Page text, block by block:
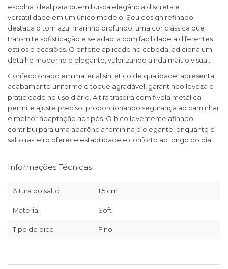
escolha ideal para quem busca elegância discreta e
versatilidade em um único modelo. Seu design refinado
destaca o tom azul marinho profundo, uma cor clássica que
transmite sofisticação e se adapta com facilidade a diferentes
estilos e ocasiões. O enfeite aplicado no cabedal adiciona um
detalhe moderno e elegante, valorizando ainda mais o visual.
Confeccionado em material sintético de qualidade, apresenta
acabamento uniforme e toque agradável, garantindo leveza e
praticidade no uso diário. A tira traseira com fivela metálica
permite ajuste preciso, proporcionando segurança ao caminhar
e melhor adaptação aos pés. O bico levemente afinado
contribui para uma aparência feminina e elegante, enquanto o
salto rasteiro oferece estabilidade e conforto ao longo do dia.
Informações Técnicas
Altura do salto 1,5 cm
Material Soft
Tipo de bico Fino